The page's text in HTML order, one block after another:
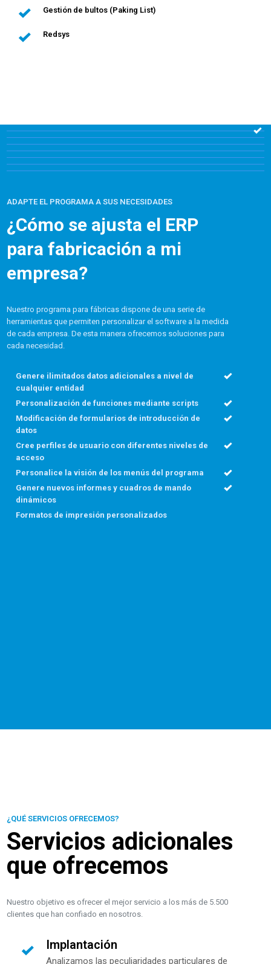
Gestión de bultos (Paking List)
Redsys
ADAPTE EL PROGRAMA A SUS NECESIDADES
¿Cómo se ajusta el ERP
para fabricación a mi
empresa?
Nuestro programa para fábricas dispone de una serie de
herramientas que permiten personalizar el software a la medida
de cada empresa. De esta manera ofrecemos soluciones para
cada necesidad.
Genere ilimitados datos adicionales a nivel de
cualquier entidad
Personalización de funciones mediante scripts
Modificación de formularios de introducción de
datos
Cree perfiles de usuario con diferentes niveles de
acceso
Personalice la visión de los menús del programa
Genere nuevos informes y cuadros de mando
dinámicos
Formatos de impresión personalizados
¿QUÉ SERVICIOS OFRECEMOS?
Servicios adicionales
que ofrecemos
Nuestro objetivo es ofrecer el mejor servicio a los más de 5.500
clientes que han confiado en nosotros.
Implantación
Analizamos las peculiaridades particulares de